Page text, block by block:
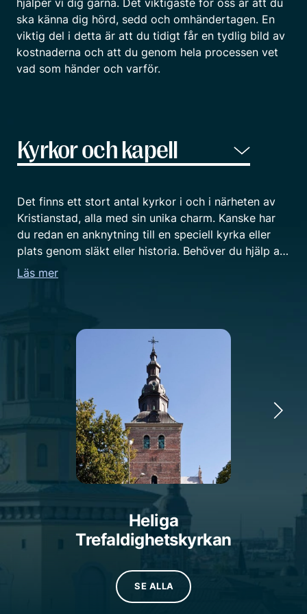
ska känna dig hörd, sedd och omhändertagen. En
viktig del i detta är att du tidigt får en tydlig bild av
kostnaderna och att du genom hela processen vet
vad som händer och varför.
Det finns ett stort antal kyrkor i och i närheten av
Kristianstad, alla med sin unika charm. Kanske har
du redan en anknytning till en speciell kyrka eller
plats genom släkt eller historia. Behöver du hjälp att
hitta och välja en lämplig lokal så finns vi på Fenix
för någon annan religiös tradition. Hos Fenix
Begravningsbyrå Kristianstad är du alltid
välkommen med dina frågor och önskemål.
Heliga Trefaldighetskyrkan i Kristianstad, belägen
mitt i stadens centrum, är en arkitektonisk pärla från
renässansen. Uppförd mellan 1618 och 1628 på
uppdrag av kung Kristian IV av Danmark, är kyrkan
känt som Nordeuropas vackraste renässanskyrka.
Dess torn, färdigställt 1866 efter design av J.A.
Haverman, finansierades genom försäljning av
kyrkans gamla blytak.
Norra Åsums kyrka, belägen i byn Norra Åsum och
talet. Dess imponerande romanska västtorn och
kryssvalv från 1400-talet vittnar om kyrkans långa
Läs mer
Heliga
Trefaldighetskyrkan
SE ALLA